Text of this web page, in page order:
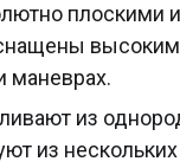
плоскими
маневрах.
из
из